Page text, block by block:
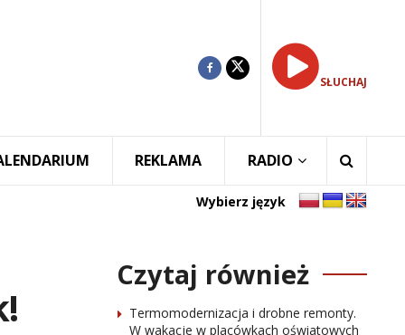
SŁUCHAJ
REKLAMA RADIO
Wybierz język
Czytaj również
Termomodernizacja i drobne remonty.
W wakacje w placówkach oświatowych